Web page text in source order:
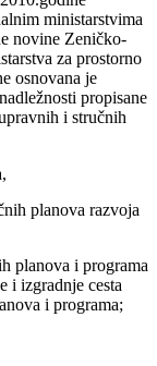
ministarstvima
novine Zeničko-
za prostorno
osnovana je
propisane
i stručnih
planova razvoja
planova i programa
i izgradnje cesta
i programa;